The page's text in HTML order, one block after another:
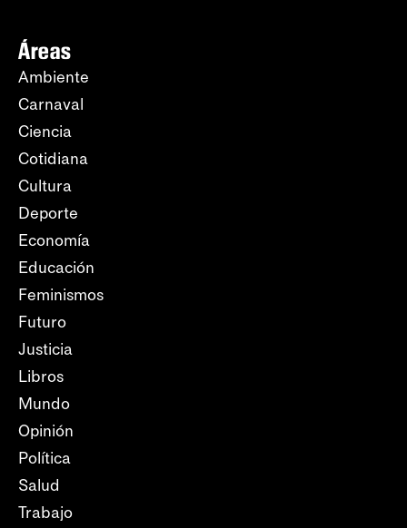
Áreas
Ambiente
Carnaval
Ciencia
Cotidiana
Cultura
Deporte
Economía
Educación
Feminismos
Futuro
Justicia
Libros
Mundo
Opinión
Política
Salud
Trabajo